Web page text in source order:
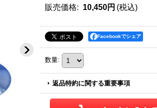
販売価格: 10,450円 (税込)
Facebookでシェア
数量:
返品特約に関する重要事項